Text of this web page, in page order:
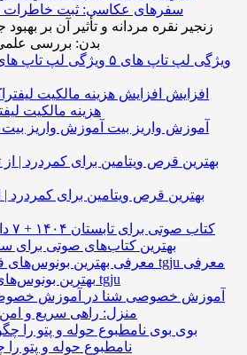
سفرهای عکاسی: ثبت خاطرات
زنجیر نقره مردانه و تأثیر آن بر
بدن: بررسی علمی
۵ ویژگی لپ تاپ های
افزایش
هزینه مالکیت
آموزش واریز بیت
بهترین قرص ویتامین برای کمردرد
۷ کتاب صوتی برای تابستان ۱۴۰۴ +
بهترین کتاب‌های صوتی برای
معرفی
بهترین بونوس‌های فارکس در سایت tgju
آموزش خصوصی شنا در
منزل: راهی سریع و
بوی
نامطبوع حوله و پتو را